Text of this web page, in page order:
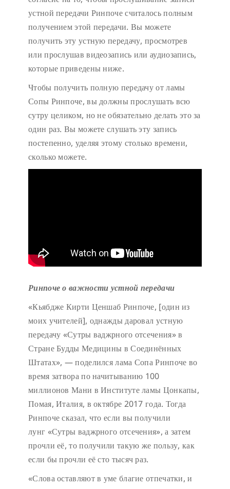
устной передачи Ринпоче считалось полным
получением этой передачи. Вы можете
получить эту устную передачу, просмотрев
или прослушав видеозапись или аудиозапись,
которые приведены ниже.
Чтобы получить полную передачу от ламы
Сопы Ринпоче, вы должны прослушать всю
сутру целиком, но не обязательно делать это за
один раз. Вы можете слушать эту запись
постепенно, уделяя этому столько времени,
сколько можете.
Ринпоче о важности устной передачи
«Кьябдже Кирти Ценшаб Ринпоче, [один из
моих учителей], однажды даровал устную
передачу «Сутры ваджрного отсечения» в
Стране Будды Медицины в Соединённых
Штатах», — поделился лама Сопа Ринпоче во
время затвора по начитыванию 100
миллионов Мани в Институте ламы Цонкапы,
Помая, Италия, в октябре 2017 года. Тогда
Ринпоче сказал, что если вы получили
лунг «Сутры ваджрного отсечения», а затем
прочли её, то получили такую же пользу, как
если бы прочли её сто тысяч раз.
«Слова оставляют в уме благие отпечатки, и